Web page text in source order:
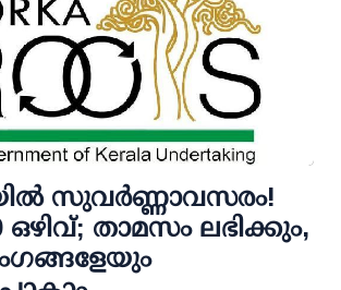
സുവര്‍ണ്ണാവസരം!
താമസം ലഭിക്കും,